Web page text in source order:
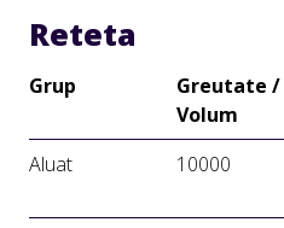
Reteta
Grup
Greutate /
Volum
Aluat 10000